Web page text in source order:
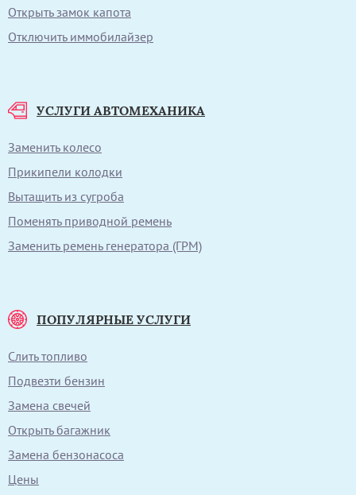
Открыть замок капота
Отключить иммобилайзер
УСЛУГИ АВТОМЕХАНИКА
Заменить колесо
Прикипели колодки
Вытащить из сугроба
Поменять приводной ремень
Заменить ремень генератора (ГРМ)
ПОПУЛЯРНЫЕ УСЛУГИ
Слить топливо
Подвезти бензин
Замена свечей
Открыть багажник
Замена бензонасоса
Цены